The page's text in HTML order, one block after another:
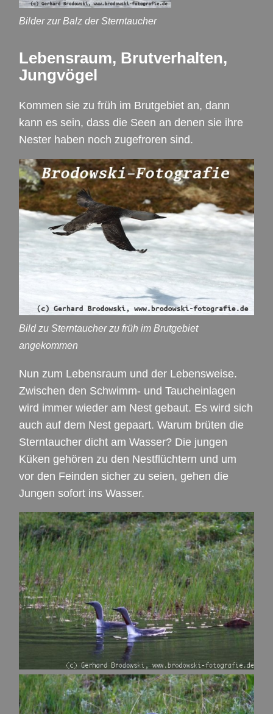
Bilder zur Balz der Sterntaucher
Lebensraum, Brutverhalten,
Jungvögel
Kommen sie zu früh im Brutgebiet an, dann
kann es sein, dass die Seen an denen sie ihre
Nester haben noch zugefroren sind.
Bild zu Sterntaucher zu früh im Brutgebiet
angekommen
Nun zum Lebensraum und der Lebensweise.
Zwischen den Schwimm- und Taucheinlagen
wird immer wieder am Nest gebaut. Es wird sich
auch auf dem Nest gepaart. Warum brüten die
Sterntaucher dicht am Wasser? Die jungen
Küken gehören zu den Nestflüchtern und um
vor den Feinden sicher zu seien, gehen die
Jungen sofort ins Wasser.